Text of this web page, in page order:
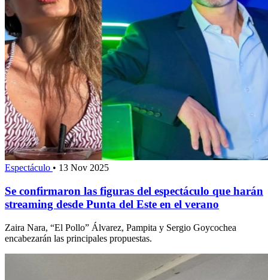
Espectáculo • 13 Nov 2025
Se confirmaron las figuras del espectáculo que harán
streaming desde Punta del Este en el verano
Zaira Nara, “El Pollo” Álvarez, Pampita y Sergio Goycochea
encabezarán las principales propuestas.